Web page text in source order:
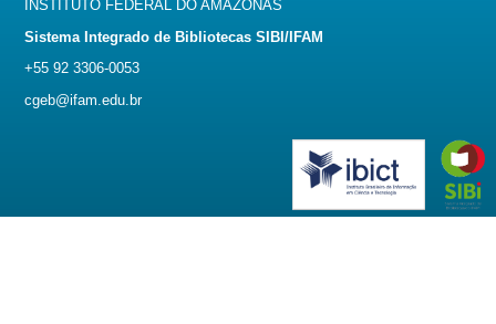
INSTITUTO FEDERAL DO AMAZONAS
Sistema Integrado de Bibliotecas SIBI/IFAM
+55 92 3306-0053
cgeb@ifam.edu.br